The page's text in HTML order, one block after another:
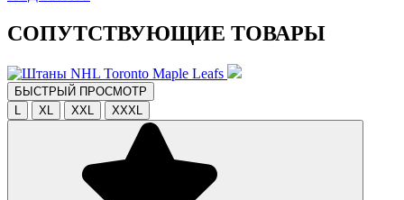
СОПУТСТВУЮЩИЕ ТОВАРЫ
БЫСТРЫЙ ПРОСМОТР
L
XL XXL XXXL